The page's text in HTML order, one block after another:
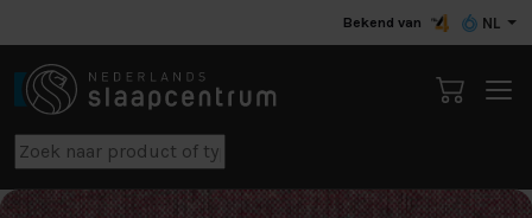
Bekend van NL